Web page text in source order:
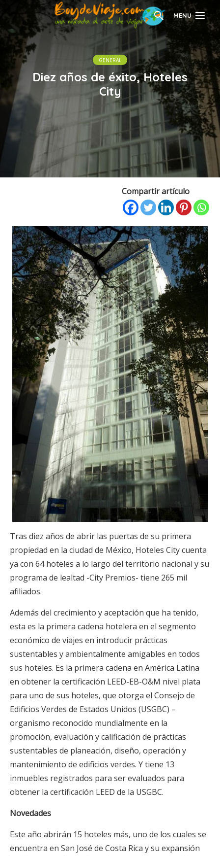
MENU
GENERAL
Diez años de éxito, Hoteles
City
Compartir artículo
Tras diez años de abrir las puertas de su primera
propiedad en la ciudad de México, Hoteles City cuenta
ya con 64 hoteles a lo largo del territorio nacional y su
programa de lealtad -City Premios- tiene 265 mil
afiliados.
Además del crecimiento y aceptación que ha tenido,
esta es la primera cadena hotelera en el segmento
económico de viajes en introducir prácticas
sustentables y ambientalmente amigables en todos
sus hoteles. Es la primera cadena en América Latina
en obtener la certificación LEED-EB-O&M nivel plata
para uno de sus hoteles, que otorga el Consejo de
Edificios Verdes de Estados Unidos (USGBC) –
organismo reconocido mundialmente en la
promoción, evaluación y calificación de prácticas
sustentables de planeación, diseño, operación y
mantenimiento de edificios verdes. Y tiene 13
inmuebles registrados para ser evaluados para
obtener la certificación LEED de la USGBC.
Novedades
Este año abrirán 15 hoteles más, uno de los cuales se
encuentra en San José de Costa Rica y su expansión